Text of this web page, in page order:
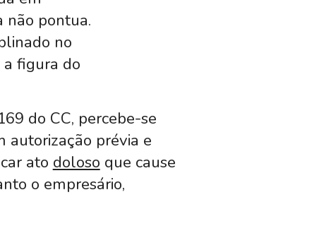
não pontua.
no
a figura do
do CC, percebe-se
autorização prévia e
ato doloso que cause
o empresário,